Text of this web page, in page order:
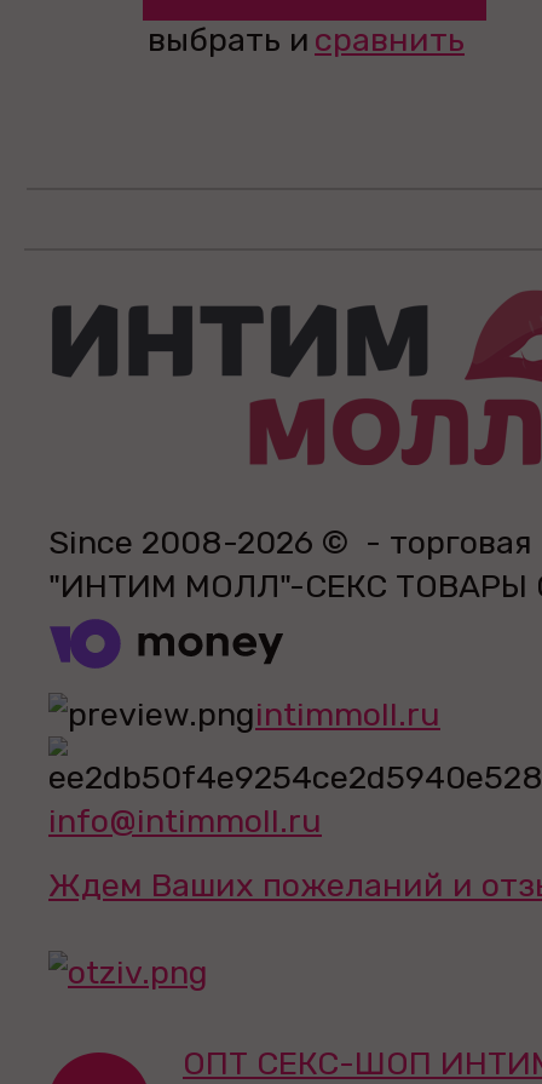
выбрать и сравнить
Since 2008-2026 © - торговая
"ИНТИМ МОЛЛ"-СЕКС
intimmoll.ru
info@intimmoll.ru
Ждем Ваших пожеланий и
ОПТ СЕКС-ШОП